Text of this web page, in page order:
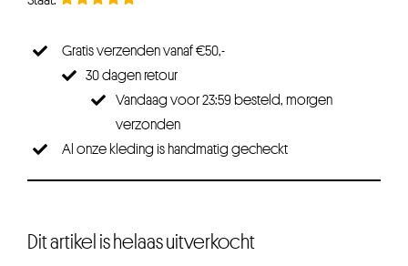
Gratis verzenden vanaf €50,-
30 dagen retour
Vandaag voor 23:59 besteld, morgen
verzonden
Al onze kleding is handmatig gecheckt
Dit artikel is helaas uitverkocht